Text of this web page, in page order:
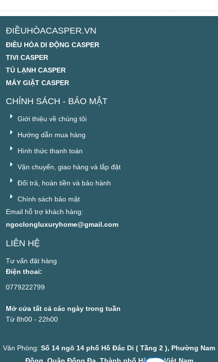
ĐIỀUHÒACASPER.VN
ĐIỀU HÒA DI ĐỘNG CASPER
TIVI CASPER
TỦ LẠNH CASPER
MÁY GIẶT CASPER
CHÍNH SÁCH - BẢO MẬT
Giới thiệu về chúng tôi
Hướng dẫn mua hàng
Hình thức thanh toán
Vận chuyển, giao hàng và lắp đặt
Đổi trả, hoàn tiền và bảo hành
Chính sách bảo mật
Email hỗ trợ khách hàng:
ngoclongluxuryhome@gmail.com
LIÊN HỆ
Tư vấn đặt hàng
Điện thoai:
0779222799
Mở cửa tất cả các ngày trong tuần
Từ 8h00 - 22h00
Văn Phòng: Số 14 ngõ 14 phố Hồ Đắc Di ( Tầng 2 ), Phường Nam